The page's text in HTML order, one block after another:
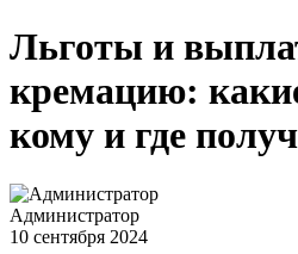
Льготы и
кремацию:
кому и где
Администратор
10 сентября 2024